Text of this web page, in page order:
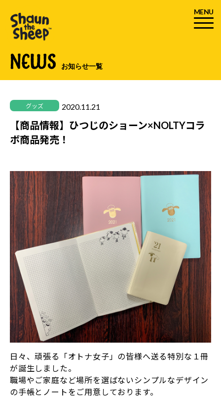
MENU
NEWS お知らせ一覧
グッズ 2020.11.21
【商品情報】ひつじのショーン×NOLTYコラ
ボ商品発売！
日々、頑張る「オトナ女子」の皆様へ送る特別な１冊
が誕生しました。
職場やご家庭など場所を選ばないシンプルなデザイン
の手帳とノートをご用意しております。